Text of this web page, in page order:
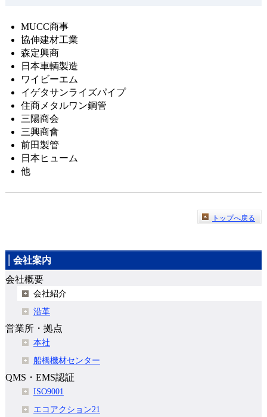
MUCC商事
協伸建材工業
森定興商
日本車輌製造
ワイビーエム
イゲタサンライズパイプ
住商メタルワン鋼管
三陽商会
三興商會
前田製管
日本ヒューム
他
トップへ戻る
会社案内
会社概要
会社紹介
沿革
営業所・拠点
本社
船橋機材センター
QMS・EMS認証
ISO9001
エコアクション21